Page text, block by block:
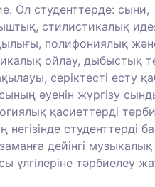
Ол студенттерде: сыни,
стилистикалық
полифониялық
ойлау, дыбыстық
серіктесті есту
әуенін жүргізу
қасиеттерді
негізінде студенттерді
заманға дейінгі
үлгілеріне тәрбиелеу